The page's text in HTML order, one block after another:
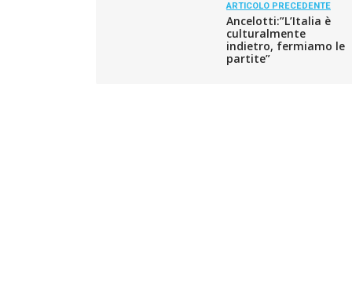
ARTICOLO PRECEDENTE
Ancelotti:”L’Italia è
culturalmente
indietro, fermiamo le
partite”